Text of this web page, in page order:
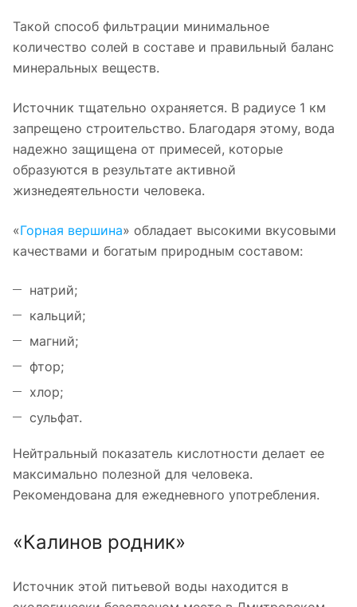
Такой способ фильтрации минимальное
количество солей в составе и правильный баланс
минеральных веществ.
Источник тщательно охраняется. В радиусе 1 км
запрещено строительство. Благодаря этому, вода
надежно защищена от примесей, которые
образуются в результате активной
жизнедеятельности человека.
«Горная вершина» обладает высокими вкусовыми
качествами и богатым природным составом:
натрий;
кальций;
магний;
фтор;
хлор;
сульфат.
Нейтральный показатель кислотности делает ее
максимально полезной для человека.
Рекомендована для ежедневного употребления.
«Калинов родник»
Источник этой питьевой воды находится в